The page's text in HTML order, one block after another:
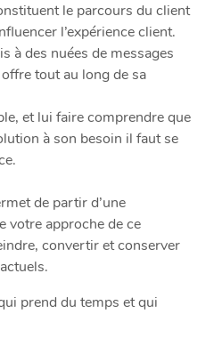
le parcours du client
l’expérience client.
à des nuées de messages
tout au long de sa
et lui faire comprendre que
à son besoin il faut se
de partir d’une
votre approche de ce
convertir et conserver
prend du temps et qui